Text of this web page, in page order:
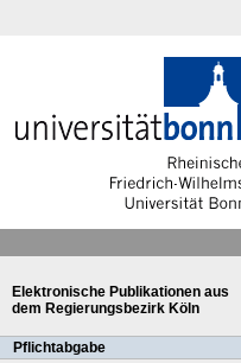
Elektronische Publikationen aus
dem Regierungsbezirk Köln
Pflichtabgabe